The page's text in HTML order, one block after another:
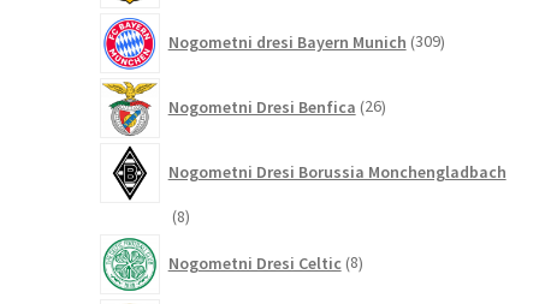
Nogometni dresi Bayern Munich 309izdelkov
Nogometni Dresi Benfica 26izdelkov
Nogometni Dresi Borussia Monchengladbach
88
Nogometni Dresi Celtic 8izdelkov